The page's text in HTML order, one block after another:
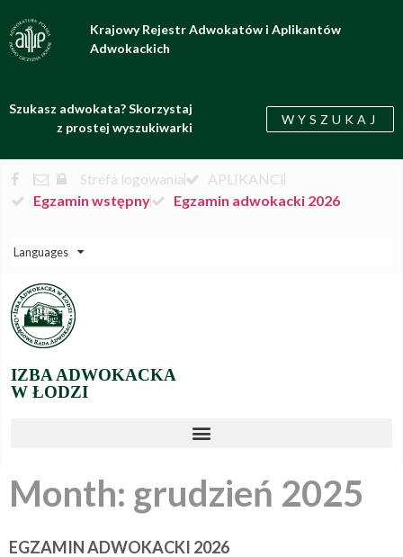
Krajowy Rejestr Adwokatów i Aplikantów
Adwokackich
Szukasz adwokata? Skorzystaj
z prostej wyszukiwarki
WYSZUKAJ
Strefa logowania
APLIKANCI
Egzamin wstępny
Egzamin adwokacki 2026
Languages
IZBA ADWOKACKA
W ŁODZI
Month: grudzień 2025
EGZAMIN ADWOKACKI 2026